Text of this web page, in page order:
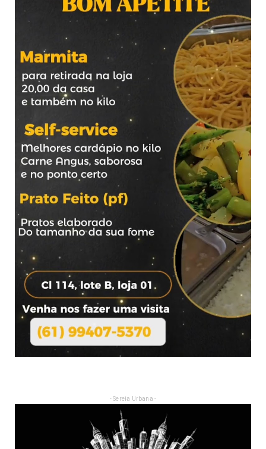
- Sereia Urbana -